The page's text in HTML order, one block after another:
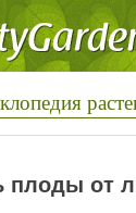
плоды от